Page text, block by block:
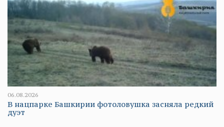
06.08.2026
В нацпарке Башкирии фотоловушка засняла редкий
дуэт